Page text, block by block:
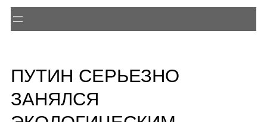
ПУТИН СЕРЬЕЗНО
ЗАНЯЛСЯ